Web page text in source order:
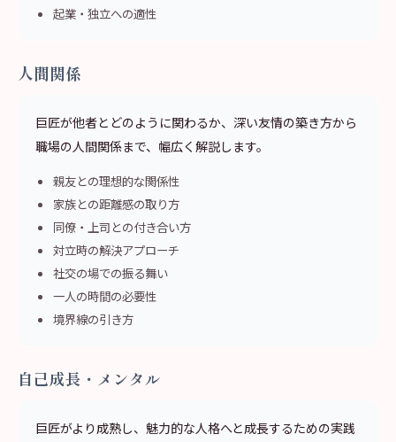
起業・独立への適性
人間関係
巨匠が他者とどのように関わるか、深い友情の築き方から
職場の人間関係まで、幅広く解説します。
親友との理想的な関係性
家族との距離感の取り方
同僚・上司との付き合い方
対立時の解決アプローチ
社交の場での振る舞い
一人の時間の必要性
境界線の引き方
自己成長・メンタル
巨匠がより成熟し、魅力的な人格へと成長するための実践